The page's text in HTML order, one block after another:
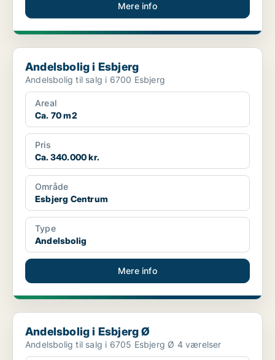
Mere info
Andelsbolig i Esbjerg
Andelsbolig i Esbjerg
Andelsbolig til salg i 6700 Esbjerg
Areal
Ca. 70 m2
Pris
Ca. 340.000 kr.
Område
Esbjerg Centrum
Type
Andelsbolig
Mere info
Andelsbolig i Esbjerg Ø
Andelsbolig i Esbjerg Ø
Andelsbolig til salg i 6705 Esbjerg Ø 4 værelser